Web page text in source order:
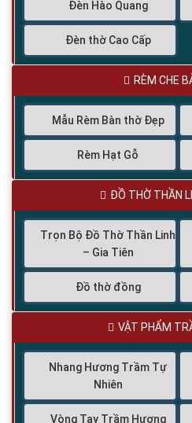
Đèn Hào Quang
Đèn thờ Cao Cấp
RÈM CHE
Mẫu Rèm Bàn thờ Đẹp
Rèm Hạt Gỗ
ĐỒ THỜ THẦN
Trọn Bộ Đồ Thờ Thần Linh
– Gia Tiên
Đồ thờ đồng
VẬT PHẨM
Nhang Hương Trầm Tự
Nhiên
Vòng Tay Trầm Hương